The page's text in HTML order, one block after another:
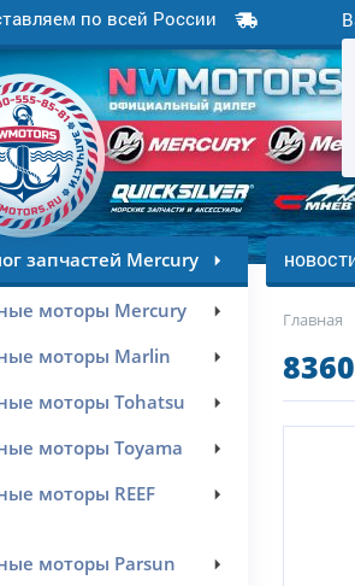
по всей России
запчастей Mercury
моторы Mercury
моторы Marlin
моторы Tohatsu
моторы Toyama
моторы REEF
моторы Parsun
Главная